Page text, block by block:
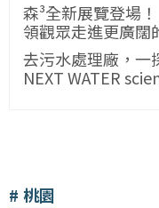
森³全新展覽登場
領觀眾走進更廣闊
去污水處理廠，一
NEXT WATER
桃園